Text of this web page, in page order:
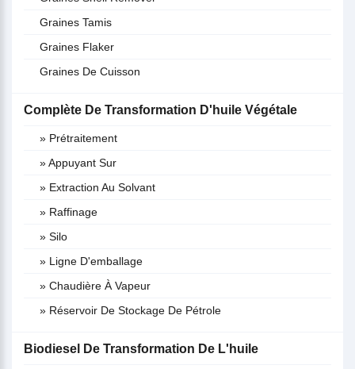
Graines Tamis
Graines Flaker
Graines De Cuisson
Complète De Transformation D'huile Végétale
» Prétraitement
» Appuyant Sur
» Extraction Au Solvant
» Raffinage
» Silo
» Ligne D'emballage
» Chaudière À Vapeur
» Réservoir De Stockage De Pétrole
Biodiesel De Transformation De L'huile